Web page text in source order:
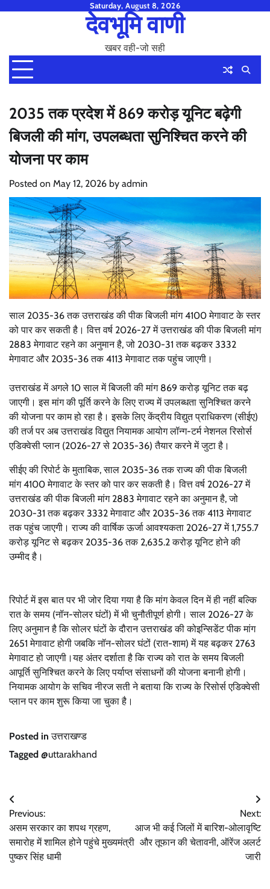
Saturday, August 8, 2026
देवभूमि वाणी
खबर वही-जो सही
2035 तक प्रदेश में 869 करोड़ यूनिट बढ़ेगी
बिजली की मांग, उपलब्धता सुनिश्चित करने की
योजना पर काम
Posted on May 12, 2026 by admin
साल 2035-36 तक उत्तराखंड की पीक बिजली मांग 4100 मेगावाट के स्तर
को पार कर सकती है। वित्त वर्ष 2026-27 में उत्तराखंड की पीक बिजली मांग
2883 मेगावाट रहने का अनुमान है, जो 2030-31 तक बढ़कर 3332
मेगावाट और 2035-36 तक 4113 मेगावाट तक पहुंच जाएगी।
उत्तराखंड में अगले 10 साल में बिजली की मांग 869 करोड़ यूनिट तक बढ़
जाएगी। इस मांग की पूर्ति करने के लिए राज्य में उपलब्धता सुनिश्चित करने
की योजना पर काम हो रहा है। इसके लिए केंद्रीय विद्युत प्राधिकरण (सीईए)
की तर्ज पर अब उत्तराखंड विद्युत नियामक आयोग लॉन्ग-टर्म नेशनल रिसोर्स
एडिक्वेसी प्लान (2026-27 से 2035-36) तैयार करने में जुटा है।
सीईए की रिपोर्ट के मुताबिक, साल 2035-36 तक राज्य की पीक बिजली
मांग 4100 मेगावाट के स्तर को पार कर सकती है। वित्त वर्ष 2026-27 में
उत्तराखंड की पीक बिजली मांग 2883 मेगावाट रहने का अनुमान है, जो
2030-31 तक बढ़कर 3332 मेगावाट और 2035-36 तक 4113 मेगावाट
तक पहुंच जाएगी। राज्य की वार्षिक ऊर्जा आवश्यकता 2026-27 में 1,755.7
करोड़ यूनिट से बढ़कर 2035-36 तक 2,635.2 करोड़ यूनिट होने की
उम्मीद है।
रिपोर्ट में इस बात पर भी जोर दिया गया है कि मांग केवल दिन में ही नहीं बल्कि
रात के समय (नॉन-सोलर घंटों) में भी चुनौतीपूर्ण होगी। साल 2026-27 के
लिए अनुमान है कि सोलर घंटों के दौरान उत्तराखंड की कोइन्सिडेंट पीक मांग
2651 मेगावाट होगी जबकि नॉन-सोलर घंटों (रात-शाम) में यह बढ़कर 2763
मेगावाट हो जाएगी।यह अंतर दर्शाता है कि राज्य को रात के समय बिजली
आपूर्ति सुनिश्चित करने के लिए पर्याप्त संसाधनों की योजना बनानी होगी।
नियामक आयोग के सचिव नीरज सती ने बताया कि राज्य के रिसोर्स एडिक्वेसी
प्लान पर काम शुरू किया जा चुका है।
Posted inउत्तराखण्ड
Tagged @uttarakhand
Post
navigation
Previous:
असम सरकार का शपथ ग्रहण,
समारोह में शामिल होने पहुंचे मुख्यमंत्री
पुष्कर सिंह धामी
Next:
आज भी कई जिलों में बारिश-ओलावृष्टि
और तूफान की चेतावनी, ऑरेंज अलर्ट
जारी